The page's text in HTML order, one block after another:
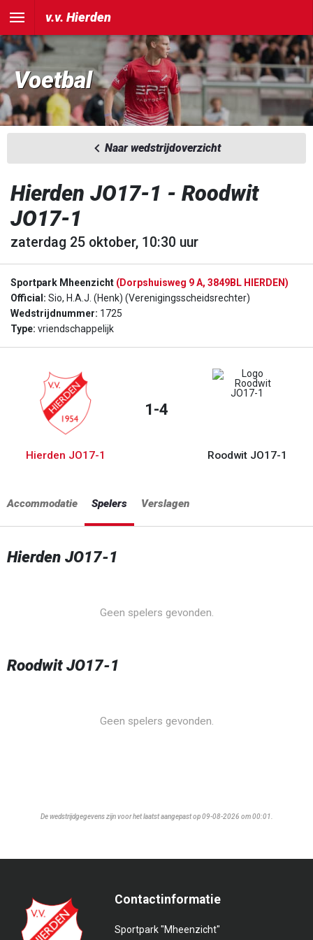
v.v. Hierden
Voetbal
Naar wedstrijdoverzicht
Hierden JO17-1 - Roodwit
JO17-1
zaterdag 25 oktober, 10:30 uur
Sportpark Mheenzicht (Dorpshuisweg 9 A, 3849BL HIERDEN)
Official: Sio, H.A.J. (Henk) (Verenigingsscheidsrechter)
Wedstrijdnummer: 1725
Type: vriendschappelijk
Hierden JO17-1
1-4
Roodwit JO17-1
Accommodatie Spelers Verslagen
Hierden JO17-1
Geen spelers gevonden.
Roodwit JO17-1
Geen spelers gevonden.
De wedstrijdgegevens zijn voor het laatst aangepast op 09-08-2026 om 00:01.
Contactinformatie
Sportpark "Mheenzicht"